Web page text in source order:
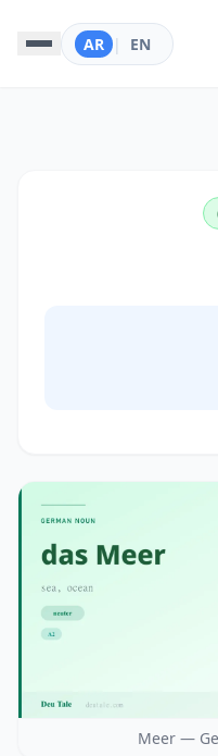
EN
|
AR
Meer —